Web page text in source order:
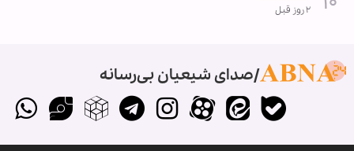
۲ روز قبل
صدای شیعیان بی‌رسانه